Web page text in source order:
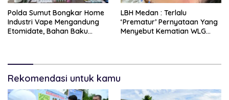
Polda Sumut Bongkar Home
Industri Vape Mengandung
Etomidate, Bahan Baku
LBH Medan : Terlalu
‘Prematur’ Pernyataan Yang
Menyebut Kematian WLG
Rekomendasi untuk kamu